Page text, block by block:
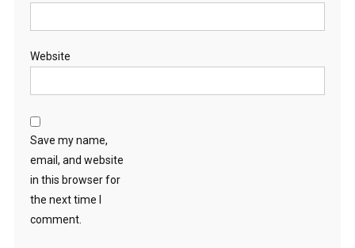
Website
Save my name,
email, and website
in this browser for
the next time I
comment.